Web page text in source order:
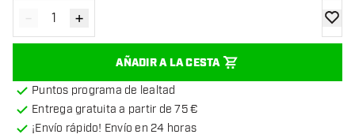
Disminuir cantidad
- Aumentar cantidad
+
AÑADIR A LA CESTA
Puntos programa de lealtad
Entrega gratuita a partir de 75 €
¡Envío rápido! Envío en 24 horas